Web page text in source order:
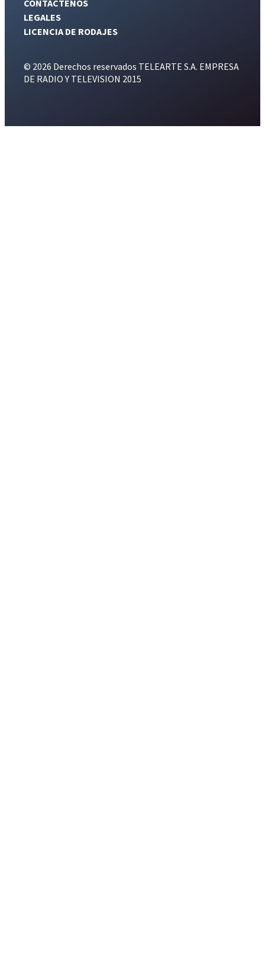
CONTÁCTENOS
LEGALES
LICENCIA DE RODAJES
© 2026 Derechos reservados TELEARTE S.A. EMPRESA
DE RADIO Y TELEVISION 2015